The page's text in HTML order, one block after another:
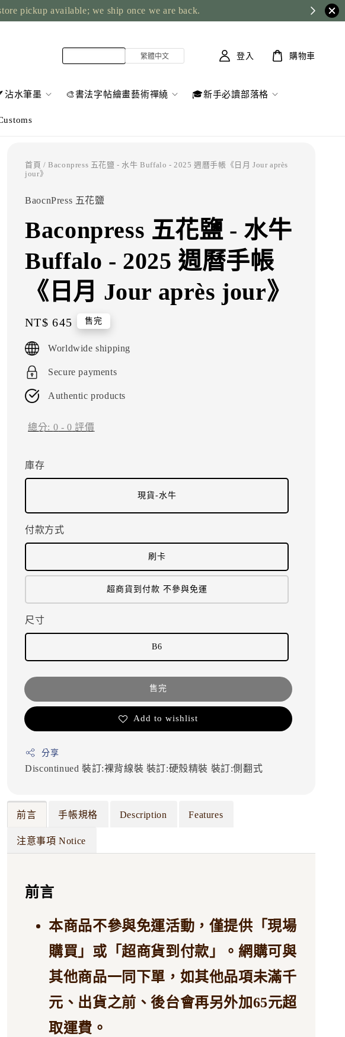
pickup available; we ship once we are back.
沾水筆墨 🎨書法字帖繪畫藝術禪繞 🎓新手必讀部落格
登入 購物車
首頁 / Baconpress 五花鹽 - 水牛 Buffalo - 2025 週曆手帳《日月 Jour après
jour》
BaocnPress 五花鹽
Baconpress 五花鹽 - 水牛
Buffalo - 2025 週曆手帳
《日月 Jour après jour》
Regular
price
NT$ 645 售完
Worldwide shipping
Secure payments
Authentic products
總分: 0 -0 評價
庫存
現貨-水牛
付款方式
刷卡
超商貨到付款 不參與免運
尺寸
B6
售完
Add to wishlist
分享
Discontinued 裝訂:裸背線裝 裝訂:硬殼精裝 裝訂:側翻式
前言 手帳規格 Description Features
注意事項 Notice
前言
本商品不參與免運活動，僅提供「現場
購買」或「超商貨到付款」。網購可與
其他商品一同下單，如其他品項未滿千
元、出貨之前、後台會再另外加65元超
取運費。